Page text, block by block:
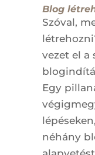
Blog
Szóval,
vezet el a
Egy
néhány